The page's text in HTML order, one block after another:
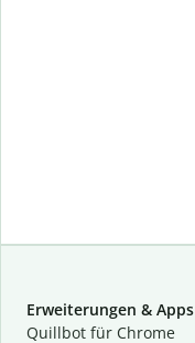
Erweiterungen & Apps
Quillbot für Chrome